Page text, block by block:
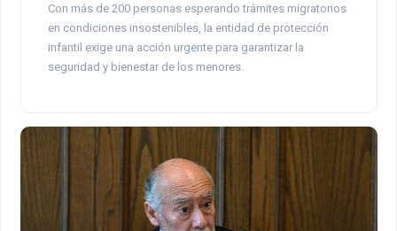
Con más de 200 personas esperando trámites migratorios
en condiciones insostenibles, la entidad de protección
infantil exige una acción urgente para garantizar la
seguridad y bienestar de los menores.